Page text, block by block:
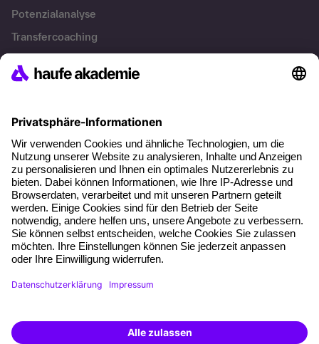
Potenzialanalyse
Transfercoaching
Kontakt
FAQ
+49 761 595339-00
AGB
Impressum
Datenschutz
Weiterbildung finden -